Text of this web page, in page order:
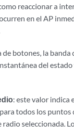
reaccionar a
en el AP
de botones, la banda
del
: este valor indica
todos los puntos
radio seleccionada.